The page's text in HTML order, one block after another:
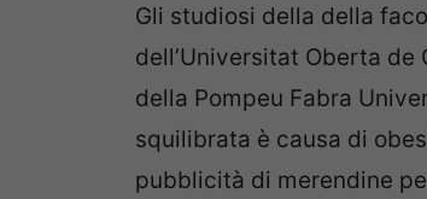
Gli studiosi della della
dell’Universitat Oberta
della Pompeu Fabra
squilibrata è causa di
pubblicità di merendine